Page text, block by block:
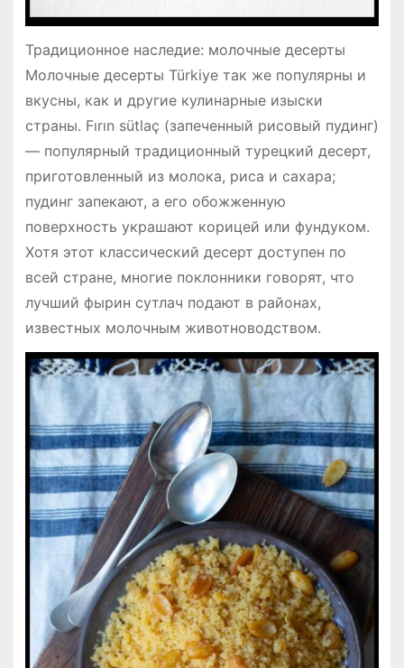
Традиционное наследие: молочные десерты
Молочные десерты Türkiye так же популярны и
вкусны, как и другие кулинарные изыски
страны. Fırın sütlaç (запеченный рисовый пудинг)
— популярный традиционный турецкий десерт,
приготовленный из молока, риса и сахара;
пудинг запекают, а его обожженную
поверхность украшают корицей или фундуком.
Хотя этот классический десерт доступен по
всей стране, многие поклонники говорят, что
лучший фырин сутлач подают в районах,
известных молочным животноводством.